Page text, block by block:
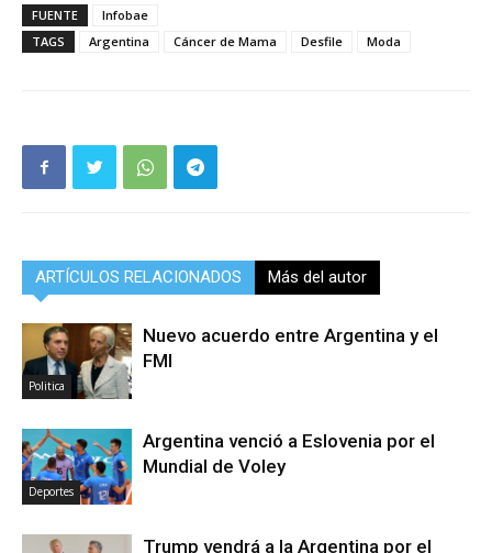
FUENTE
Infobae
TAGS
Argentina Cáncer de Mama Desfile Moda
ARTÍCULOS RELACIONADOS Más del autor
Politica
Nuevo acuerdo entre Argentina y el
FMI
Deportes
Argentina venció a Eslovenia por el
Mundial de Voley
Trump vendrá a la Argentina por el